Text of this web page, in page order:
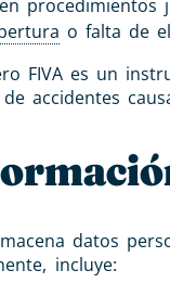
procedimientos
o falta de
FIVA es un
accidentes
datos
incluye: